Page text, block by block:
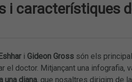
i característiques
i Gideon Grosssón els
el doctor. Mitjançant una infografia,
una diana, que nosaltres dirigim de la